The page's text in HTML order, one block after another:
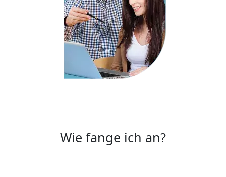
Wie fange ich an?